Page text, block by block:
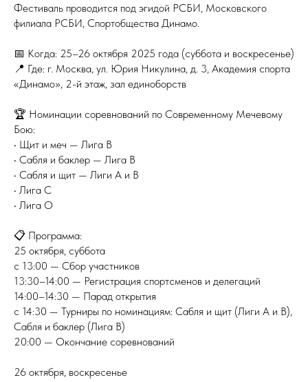
Фестиваль проводится под эгидой РСБИ, Московского
филиала РСБИ, Спортобщества Динамо.
📅 Когда: 25–26 октября 2025 года (суббота и воскресенье)
📍 Где: г. Москва, ул. Юрия Никулина, д. 3, Академия спорта
«Динамо», 2-й этаж, зал единоборств
🏆 Номинации соревнований по Современному Мечевому
Бою:
• Щит и меч — Лига В
• Сабля и баклер — Лига В
• Сабля и щит — Лиги А и В
• Лига С
• Лига О
📋 Программа:
25 октября, суббота
с 13:00 — Сбор участников
13:30–14:00 — Регистрация спортсменов и делегаций
14:00–14:30 — Парад открытия
с 14:30 — Турниры по номинациям: Сабля и щит (Лиги А и В),
Сабля и баклер (Лига В)
20:00 — Окончание соревнований
26 октября, воскресенье